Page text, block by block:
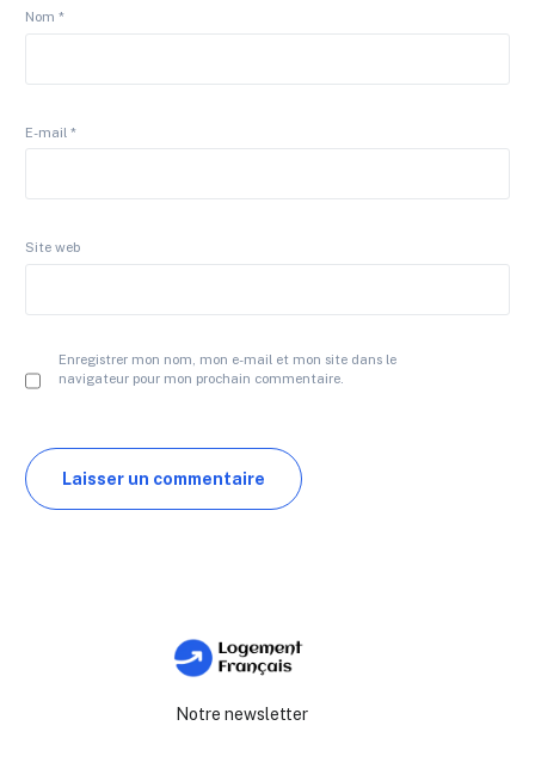
Nom*
E-mail*
Site web
Enregistrer mon nom, mon e-mail et mon site dans le
navigateur pour mon prochain commentaire.
Notre newsletter